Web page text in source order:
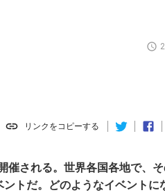
リンクをコピーする
催される。世界各国各地で、
トだ。どのようなイベントに